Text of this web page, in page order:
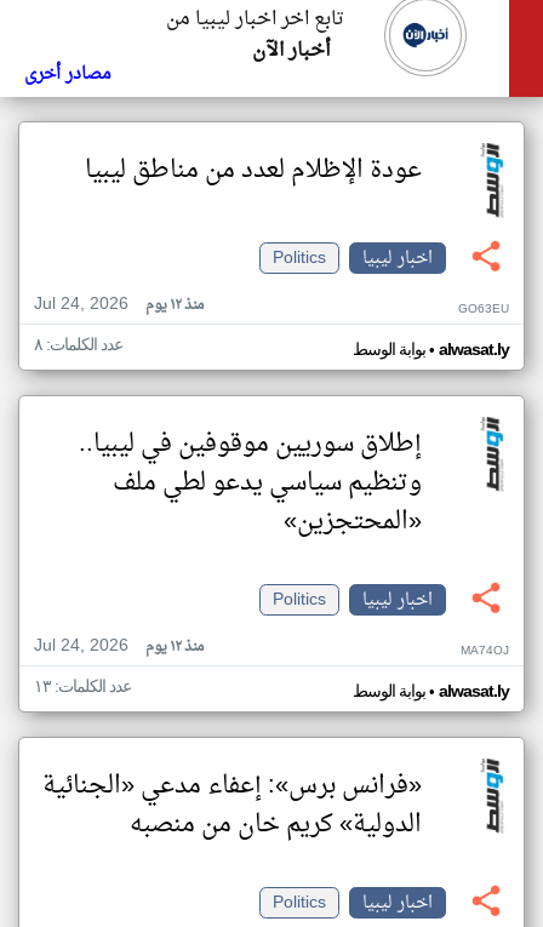
تابع اخر اخبار ليبيا من
أخبار الآن
مصادر أخرى
عودة الإظلام لعدد من مناطق ليبيا
اخبار ليبيا
Politics
Jul 24, 2026
منذ ١٢ يوم GO63EU
بوابة الوسط• alwasat.ly عدد الكلمات: ٨
إطلاق سوريين موقوفين في ليبيا..
وتنظيم سياسي يدعو لطي ملف
«المحتجزين»
اخبار ليبيا
Politics
Jul 24, 2026
منذ ١٢ يوم MA74OJ
بوابة الوسط• alwasat.ly عدد الكلمات: ١٣
«فرانس برس»: إعفاء مدعي «الجنائية
الدولية» كريم خان من منصبه
اخبار ليبيا Politics